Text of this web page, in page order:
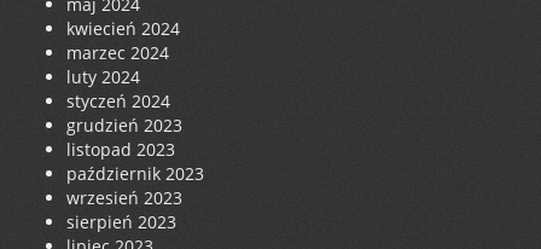
kwiecień 2024
marzec 2024
luty 2024
styczeń 2024
grudzień 2023
listopad 2023
październik 2023
wrzesień 2023
sierpień 2023